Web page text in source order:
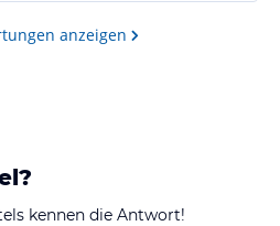
anzeigen
kennen die Antwort!